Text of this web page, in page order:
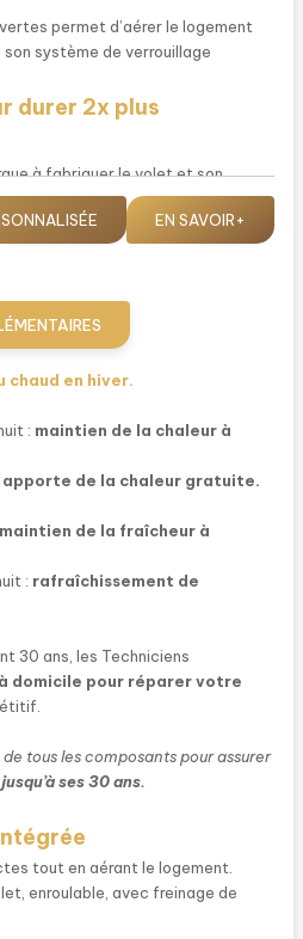
permet d’aérer le logement
son système de verrouillage
durer 2x plus
à fabriquer le volet et son
Cette maîtrise fait de
à proposer des volets roulants
descentes.
2 fois plus longtemps
NF Fermetures et Stores.
foisélégant et discret
vis apparente, les volets solaires à
offrent un design sobre et
solaires sont
du logement.
anti-relevage intégrés
à lames orientables
en comparaison à un brise-
roulant solaire VLO solaire
vraie résistance au vent.
!
EN SAVOIR+
chaud en hiver.
: maintien de la chaleur à
apporte de la chaleur gratuite.
maintien de la fraîcheur à
: rafraîchissement de
30 ans, les Techniciens
domicile pour réparer votre
tous les composants pour assurer
jusqu’à ses 30 ans.
tout en aérant le logement.
enroulable, avec freinage de